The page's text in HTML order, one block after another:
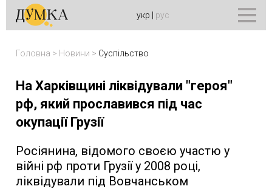
укр рус
Головна > Новини > Суспільство
На Харківщині ліквідували "героя"
рф, який прославився під час
окупації Грузії
Росіянина, відомого своєю участю у
війні рф проти Грузії у 2008 році,
ліквідували під Вовчанськом